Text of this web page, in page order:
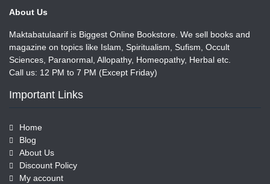
About Us
Maktabatulaarif is Biggest Online Bookstore. We sell books and
magazine on topics like Islam, Spiritualism, Sufism, Occult
Sciences, Paranormal, Allopathy, Homeopathy, Herbal etc.
Call us: 12 PM to 7 PM (Except Friday)
Important Links
Home
Blog
About Us
Discount Policy
My account